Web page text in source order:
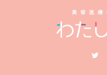
Instagram